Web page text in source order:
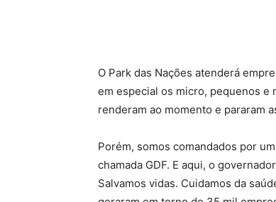
O Park das Nações atenderá
em especial os micro, pequenos e
renderam ao momento e pararam
Porém, somos comandados por
chamada GDF. E aqui, o
Salvamos vidas. Cuidamos da